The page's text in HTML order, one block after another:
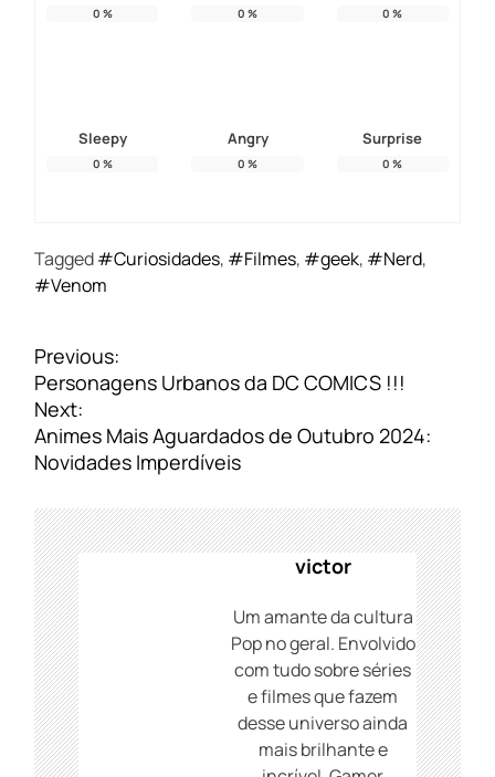
0 % 0 % 0 %
Sleepy
0 %
Angry
0 %
Surprise
0 %
Tagged#Curiosidades, #Filmes, #geek, #Nerd,
#Venom
N
a
v
e
g
ç
ã
o
d
e
P
o
s
t
Previous:
Personagens Urbanos da DC COMICS !!!
Next:
Animes Mais Aguardados de Outubro 2024:
Novidades Imperdíveis
victor
Um amante da cultura
Pop no geral. Envolvido
com tudo sobre séries
e filmes que fazem
desse universo ainda
mais brilhante e